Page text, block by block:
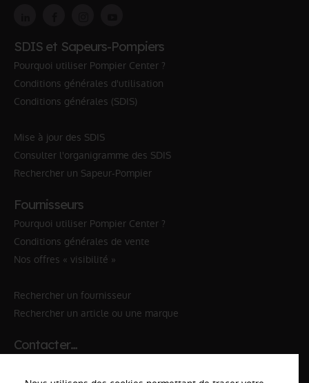
SDIS et Sapeurs-Pompiers
Pourquoi utiliser Pompier Center ?
Conditions générales d'utilisation
Conditions générales (SDIS)
Mise à jour des SDIS
Consulter l'organigramme des SDIS
Rechercher un Sapeur-Pompier
Fournisseurs
Pourquoi utiliser Pompier Center ?
Conditions générales de vente
Nos offres « visibilité »
Rechercher un fournisseur
Rechercher un article ou une marque
Contacter…